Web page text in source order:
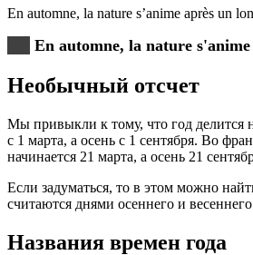
En automne, la nature s’anime après un
En automne, la nature
Необычный отсчет
Мы привыкли к тому, что год делится
с 1 марта, а осень с 1 сентября. Во
начинается 21 марта, а осень 21
Если задуматься, то в этом можно
считаются днями осеннего и
Названия времен года